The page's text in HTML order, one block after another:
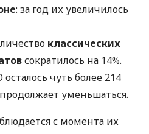
: за год их увеличилось
классических
сократилось на 14%.
чуть более 214
уменьшаться.
с момента их